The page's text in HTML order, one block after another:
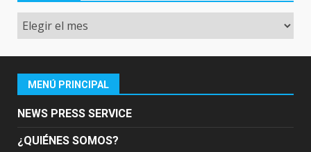
Archivo
MENÚ PRINCIPAL
NEWS PRESS SERVICE
¿QUIÉNES SOMOS?